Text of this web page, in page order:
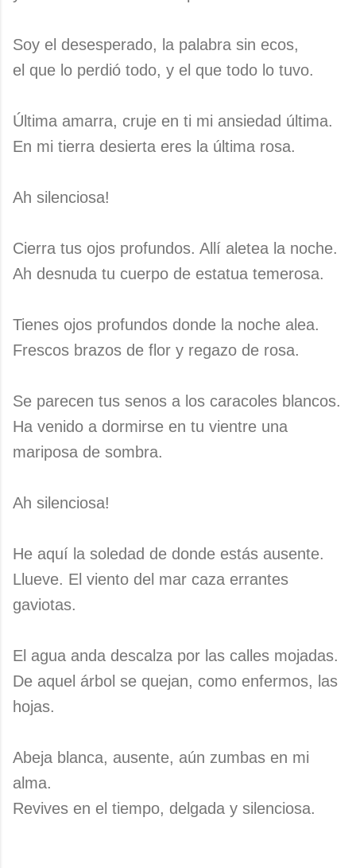
Soy el desesperado, la palabra sin ecos,
el que lo perdió todo, y el que todo lo tuvo.
Última amarra, cruje en ti mi ansiedad última.
En mi tierra desierta eres la última rosa.
Ah silenciosa!
Cierra tus ojos profundos. Allí aletea la noche.
Ah desnuda tu cuerpo de estatua temerosa.
Tienes ojos profundos donde la noche alea.
Frescos brazos de flor y regazo de rosa.
Se parecen tus senos a los caracoles blancos.
Ha venido a dormirse en tu vientre una
mariposa de sombra.
Ah silenciosa!
He aquí la soledad de donde estás ausente.
Llueve. El viento del mar caza errantes
gaviotas.
El agua anda descalza por las calles mojadas.
De aquel árbol se quejan, como enfermos, las
hojas.
Abeja blanca, ausente, aún zumbas en mi
alma.
Revives en el tiempo, delgada y silenciosa.